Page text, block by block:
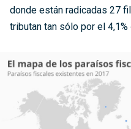
donde están radicadas 27
tributan tan sólo por el